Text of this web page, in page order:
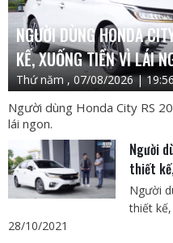
NGƯỜI DÙNG HONDA
KẾ, XUỐNG TIỀN VÌ LÁI
Thứ năm , 07/08/2026 |
Người dùng Honda City RS
lái ngon.
Người
thiết
Người
thiết
28/10/2021